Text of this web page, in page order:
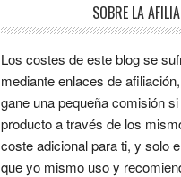
SOBRE LA
Los costes de este blog se
mediante enlaces de
gane una pequeña comisión
producto a través de los
coste adicional para ti, y solo
que yo mismo uso y